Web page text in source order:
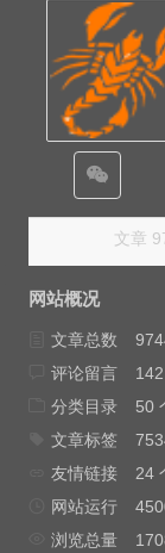
文章
网站概况
文章总数
评论留言
分类目录
50
文章标签
友情链接
24
网站运行
浏览总量